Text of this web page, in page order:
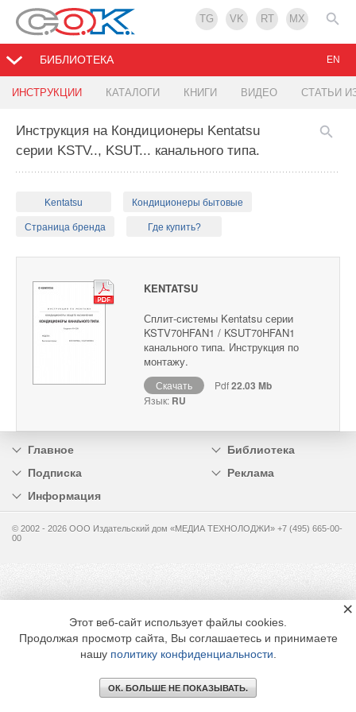
TG VK RT MX
БИБЛИОТЕКА
ИНСТРУКЦИИ КАТАЛОГИ КНИГИ ВИДЕО СТАТЬИ
EN
Инструкция на Кондиционеры Kentatsu
серии KSTV.., KSUT... канального типа.
Kentatsu Кондиционеры бытовые
Страница бренда Где купить?
KENTATSU
Сплит-системы Kentatsu серии
KSTV70HFAN1 / KSUT70HFAN1
канального типа. Инструкция по
монтажу.
Скачать Pdf22.03 Mb
Язык: RU
Главное
Библиотека
Подписка
Реклама
Информация
© 2002 - 2026 OOO Издательский дом «МЕДИА ТЕХНОЛОДЖИ» +7 (495) 665-00-
00
Этот веб-сайт использует файлы cookies.
Продолжая просмотр сайта, Вы соглашаетесь и принимаете
нашу политику конфиденциальности
ОК. БОЛЬШЕ НЕ ПОКАЗЫВАТЬ.
×